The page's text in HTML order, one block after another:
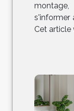
s'informer
Cet article